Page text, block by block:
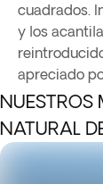
cuadrados.
y los
apreciado
NUESTROS
NATURAL